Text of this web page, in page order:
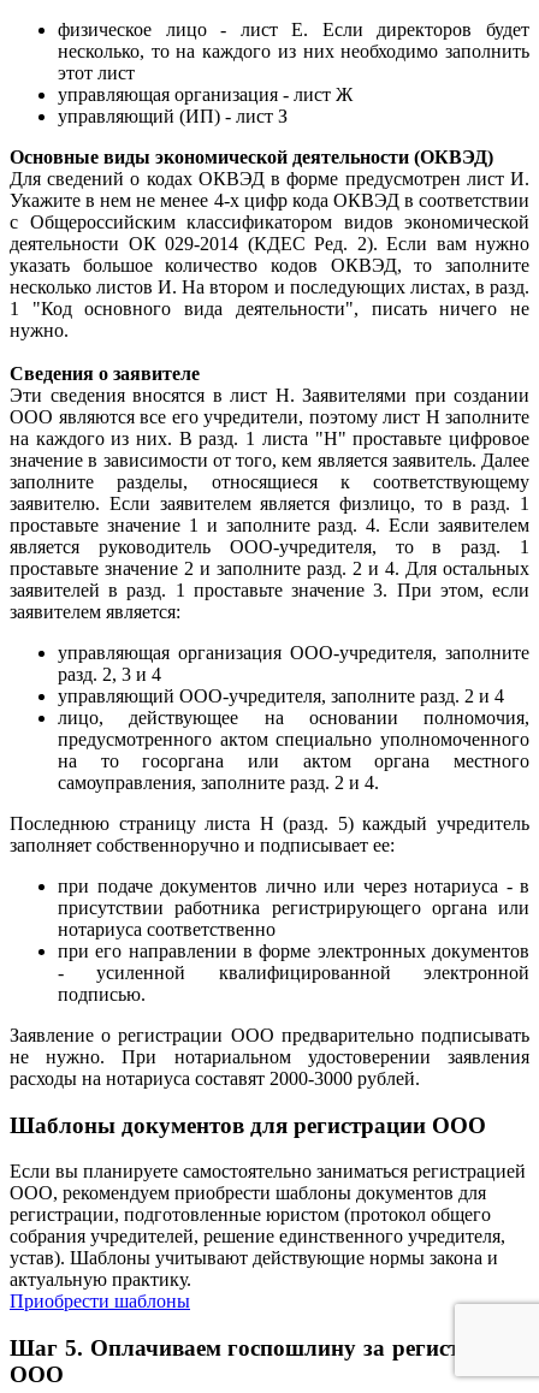
физическое лицо - лист Е. Если директоров будет
несколько, то на каждого из них необходимо заполнить
этот лист
управляющая организация - лист Ж
управляющий (ИП) - лист З
Основные виды экономической деятельности (ОКВЭД)
Для сведений о кодах ОКВЭД в форме предусмотрен лист И.
Укажите в нем не менее 4-х цифр кода ОКВЭД в соответствии
с Общероссийским классификатором видов экономической
деятельности ОК 029-2014 (КДЕС Ред. 2). Если вам нужно
указать большое количество кодов ОКВЭД, то заполните
несколько листов И. На втором и последующих листах, в разд.
1 "Код основного вида деятельности", писать ничего не
нужно.
Сведения о заявителе
Эти сведения вносятся в лист Н. Заявителями при создании
ООО являются все его учредители, поэтому лист Н заполните
на каждого из них. В разд. 1 листа "Н" проставьте цифровое
значение в зависимости от того, кем является заявитель. Далее
заполните разделы, относящиеся к соответствующему
заявителю. Если заявителем является физлицо, то в разд. 1
проставьте значение 1 и заполните разд. 4. Если заявителем
является руководитель ООО-учредителя, то в разд. 1
проставьте значение 2 и заполните разд. 2 и 4. Для остальных
заявителей в разд. 1 проставьте значение 3. При этом, если
заявителем является:
управляющая организация ООО-учредителя, заполните
разд. 2, 3 и 4
управляющий ООО-учредителя, заполните разд. 2 и 4
лицо, действующее на основании полномочия,
предусмотренного актом специально уполномоченного
на то госоргана или актом органа местного
самоуправления, заполните разд. 2 и 4.
Последнюю страницу листа Н (разд. 5) каждый учредитель
заполняет собственноручно и подписывает ее:
при подаче документов лично или через нотариуса - в
присутствии работника регистрирующего органа или
нотариуса соответственно
при его направлении в форме электронных документов
- усиленной квалифицированной электронной
подписью.
Заявление о регистрации ООО предварительно подписывать
не нужно. При нотариальном удостоверении заявления
расходы на нотариуса составят 2000-3000 рублей.
Шаблоны документов для регистрации ООО
Если вы планируете самостоятельно заниматься регистрацией
ООО, рекомендуем приобрести шаблоны документов для
регистрации, подготовленные юристом (протокол общего
собрания учредителей, решение единственного учредителя,
устав). Шаблоны учитывают действующие нормы закона и
актуальную практику.
Приобрести шаблоны
Шаг 5. Оплачиваем госпошлину за регистрацию
ООО